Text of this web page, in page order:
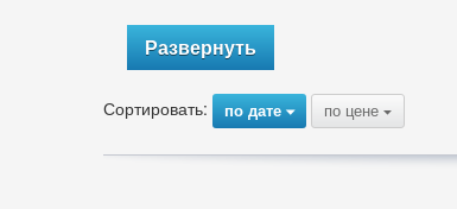
Развернуть
Сортировать: по дате{ по цене {